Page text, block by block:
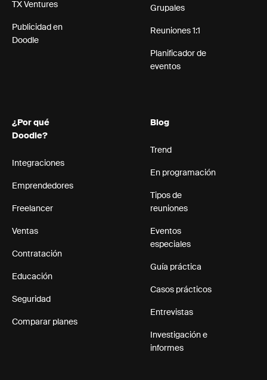
TX Ventures
Publicidad en
Doodle
Grupales
Reuniones 1:1
Planificador de
eventos
¿Por qué
Doodle?
Integraciones
Emprendedores
Freelancer
Ventas
Contratación
Educación
Seguridad
Comparar planes
Blog
Trend
En programación
Tipos de
reuniones
Eventos
especiales
Guía práctica
Casos prácticos
Entrevistas
Investigación e
informes